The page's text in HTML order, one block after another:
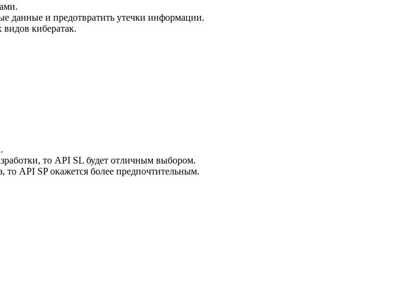
данные и предотвратить утечки информации.
кибератак.
то API SL будет отличным выбором.
то API SP окажется более предпочтительным.